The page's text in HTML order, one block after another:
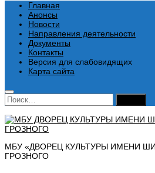
Главная
Анонсы
Новости
Направления деятельности
Документы
Контакты
Версия для слабовидящих
Карта сайта
Найти:
МБУ «ДВОРЕЦ КУЛЬТУРЫ ИМЕНИ
ГРОЗНОГО